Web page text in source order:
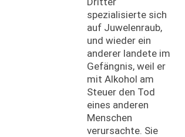
spezialisierte sich
auf Juwelenraub,
und wieder ein
anderer landete im
Gefängnis, weil er
mit Alkohol am
Steuer den Tod
eines anderen
Menschen
verursachte. Sie